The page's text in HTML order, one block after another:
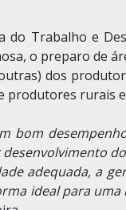
Trabalho e
o preparo de
dos
produtores rurais
bom
adequada, a
ideal para